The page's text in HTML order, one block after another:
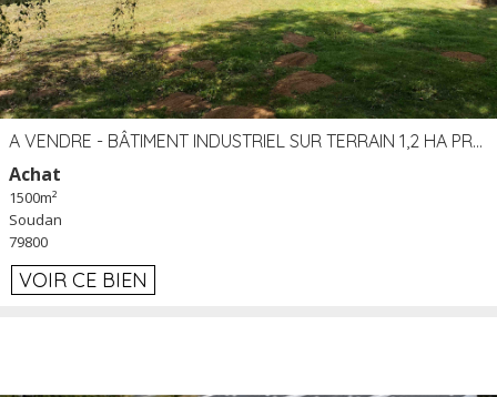
A VENDRE - BÂTIMENT INDUSTRIEL SUR TERRAIN 1,2 HA PROCHE ÉCHANGEUR A10 - SOUDAN (79)
Achat
1500m²
Soudan
79800
VOIR CE BIEN